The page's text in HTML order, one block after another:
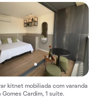
kitnet mobiliada com varanda
Gomes Cardim, 1 suíte.